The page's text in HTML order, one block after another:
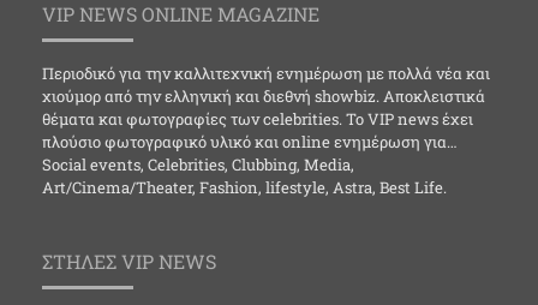
VIP NEWS ONLINE MAGAZINE
Περιοδικό για την καλλιτεχνική ενημέρωση με πολλά νέα και
χιούμορ από την ελληνική και διεθνή showbiz. Αποκλειστικά
θέματα και φωτογραφίες των celebrities. Το VIP news έχει
πλούσιο φωτογραφικό υλικό και online ενημέρωση για…
Social events, Celebrities, Clubbing, Media,
Art/Cinema/Theater, Fashion, lifestyle, Astra, Best Life.
ΣΤΗΛΕΣ VIP NEWS